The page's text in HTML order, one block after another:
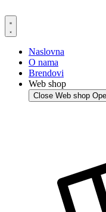
to
content
Naslovna
O nama
Brendovi
Web shop
Close Web shop